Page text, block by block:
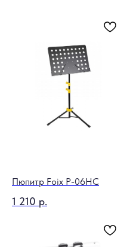
Пюпитр Foix P-06HC
1 210 р.